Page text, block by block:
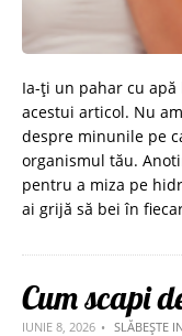
Ia-ți un pahar cu
acestui articol. Nu
despre minunile pe
organismul tău.
pentru a miza pe
ai grijă să bei în
Cum scapi
IUNIE 8, 2026 SLĂBEȘTE